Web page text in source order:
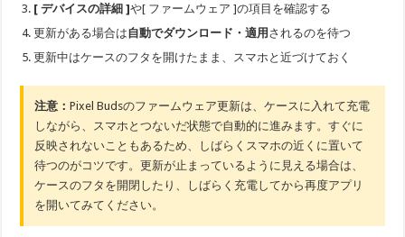
[ デバイスの詳細 ]や[ ファームウェア ]の項目を確認する
更新がある場合は自動でダウンロード・適用されるのを待つ
更新中はケースのフタを開けたまま、スマホと近づけておく
注意：Pixel Budsのファームウェア更新は、ケースに入れて充電
しながら、スマホとつないだ状態で自動的に進みます。すぐに
反映されないこともあるため、しばらくスマホの近くに置いて
待つのがコツです。更新が止まっているように見える場合は、
ケースのフタを開閉したり、しばらく充電してから再度アプリ
を開いてみてください。